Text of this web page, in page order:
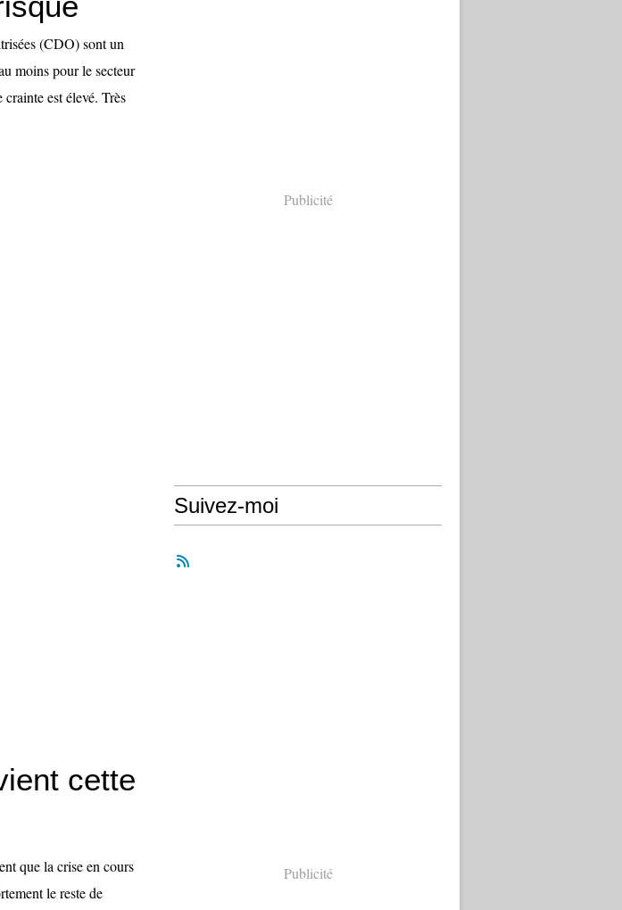
(CDO) sont un
moins pour le secteur
est élevé. Très
cette
que la crise en cours
le reste de
Publicité
Suivez-moi
Publicité